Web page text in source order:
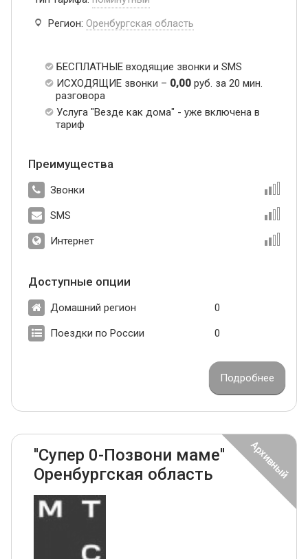
Регион: Оренбургская область
БЕСПЛАТНЫЕ входящие звонки и SMS
ИСХОДЯЩИЕ звонки – 0,00 руб. за 20 мин.
разговора
Услуга "Везде как дома" - уже включена в
тариф
Преимущества
Звонки
SMS
Интернет
Доступные опции
Домашний регион 0
Поездки по России 0
Подробнее
''Супер 0-Позвони маме''
Оренбургская область